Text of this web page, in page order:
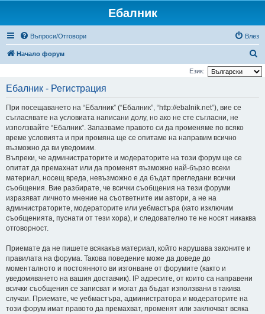
Ебалник
Въпроси/Отговори Влез
Начало форум
ъ
Език:
Ебалник - Регистрация
При посещаването на “Ебалник” (“Ебалник”, “http://ebalnik.net”), вие се
съгласявате на условиата написани долу, но ако не сте съгласни, не
използвайте “Ебалник”. Запазваме правото си да променяме по всяко
време условията и при промяна ще се опитаме на направим всично
възможно да ви уведомим.
Въпреки, че администраторите и модераторите на този форум ще се
опитат да премахнат или да променят възможно най-бързо всеки
материал, носещ вреда, невъзможно е да бъдат прегледани всички
съобщения. Вие разбирате, че всички съобщения на тези форуми
изразяват личното мнение на съответните им автори, а не на
администраторите, модераторите или уебмастъра (като изключим
съобщенията, пуснати от тези хора), и следователно те не носят никаква
отговорност.
Приемате да не пишете всякакъв материал, който нарушава законите и
правилата на форума. Такова поведение може да доведе до
моменталното и постоянното ви изгонване от форумите (както и
уведомяването на вашия доставчик). IP адресите, от които са направени
всички съобщения се записват и могат да бъдат използвани в такива
случаи. Приемате, че уебмастъра, администратора и модераторите на
този форум имат правото да премахват, променят или заключват всяка